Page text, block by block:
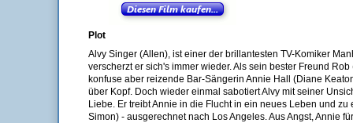
Plot
Alvy Singer (Allen), ist einer der brillantesten TV-Komiker
verscherzt er sich's immer wieder. Als sein bester Freund
konfuse aber reizende Bar-Sängerin Annie Hall (Diane
über Kopf. Doch wieder einmal sabotiert Alvy mit seiner
Liebe. Er treibt Annie in die Flucht in ein neues Leben und
Simon) - ausgerechnet nach Los Angeles. Aus Angst, Annie